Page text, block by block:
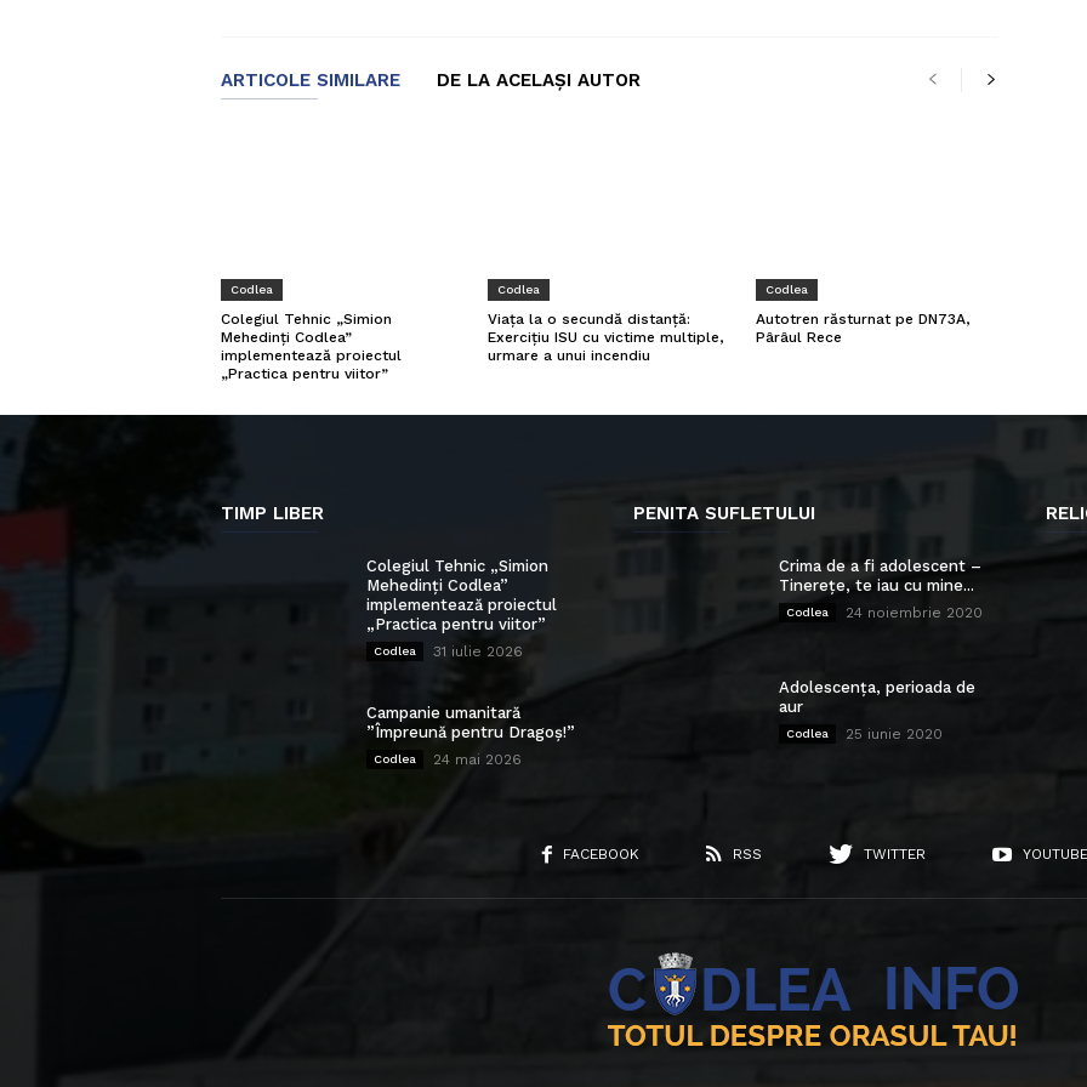
ARTICOLE SIMILARE DE LA ACELAȘI AUTOR
Codlea
Colegiul Tehnic „Simion
Mehedinți Codlea”
implementează proiectul
„Practica pentru viitor”
Codlea
Viața la o secundă distanță:
Exercițiu ISU cu victime multiple,
urmare a unui incendiu
Codlea
Autotren răsturnat pe DN73A,
Pârâul Rece
TIMP LIBER
Colegiul Tehnic „Simion
Mehedinți Codlea”
implementează proiectul
„Practica pentru viitor”
Codlea 31 iulie 2026
Campanie umanitară
”Împreună pentru Dragoș!”
Codlea 24 mai 2026
PENITA SUFLETULUI
Crima de a fi adolescent –
Tinerețe, te iau cu mine...
Codlea 24 noiembrie 2020
Adolescența, perioada de
aur
Codlea 25 iunie 2020
FACEBOOK RSS TWITTER YOUTUBE